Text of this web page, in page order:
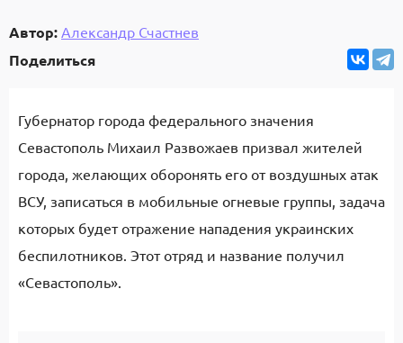
Автор: Александр Счастнев
Поделиться
Губернатор города федерального значения
Севастополь Михаил Развожаев призвал жителей
города, желающих оборонять его от воздушных атак
ВСУ, записаться в мобильные огневые группы, задача
которых будет отражение нападения украинских
беспилотников. Этот отряд и название получил
«Севастополь».